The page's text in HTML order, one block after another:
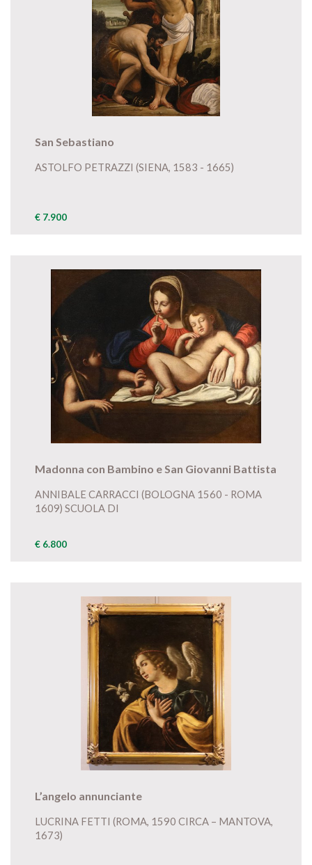
San Sebastiano
ASTOLFO PETRAZZI (SIENA, 1583 - 1665)
€ 7.900
Madonna con Bambino e San Giovanni Battista
ANNIBALE CARRACCI (BOLOGNA 1560 - ROMA
1609) SCUOLA DI
€ 6.800
L’angelo annunciante
LUCRINA FETTI (ROMA, 1590 CIRCA – MANTOVA,
1673)